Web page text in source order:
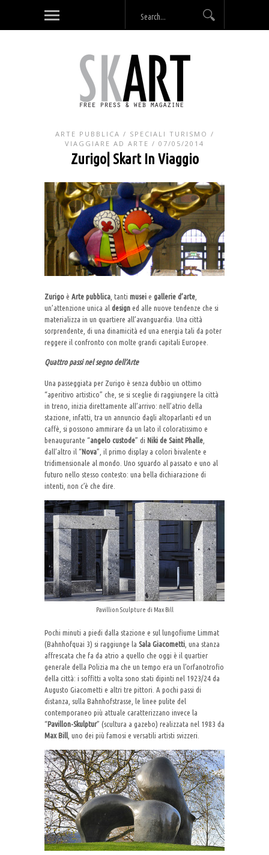
ARTE PUBBLICA / SPECIALI TURISMO /
VIAGGIARE AD ARTE / 07/05/2014
Zurigo| Skart In Viaggio
Zurigo è Arte pubblica , tanti musei e gallerie d’arte
un’attenzione unica al design ed alle nuove tendenze che si
materializza in un quartiere all’avanguardia. Una città
sorprendente, di una dinamicità ed una energia tali da poter
reggere il confronto con molte grandi capitali Europee.
Quattro passi nel segno dell’Arte
Una passeggiata per Zurigo è senza dubbio un ottimo
“aperitivo artistico” che, se si sceglie di raggiungere la città
in treno, inizia direttamente all’arrivo: nell’atrio della
stazione, infatti, tra un annuncio dagli altoparlanti ed un
caffè, si possono ammirare da un lato il coloratissimo e
benaugurante “angelo custode” di Niki de Saint Phalle
dall’altro il “Nova”, il primo display a colori bivalente e
tridimensionale al mondo. Uno sguardo al passato e uno al
futuro nello stesso contesto: una bella dichiarazione di
intenti, non c’è che dire.
Pavillion Sculpture di Max Bill
Pochi minuti a piedi dalla stazione e sul lungofiume Limmat
(Bahnhofquai 3) si raggiunge la Sala Giacometti , una stanza
affrescata che fa da atrio a quello che oggi è il quartier
generale della Polizia ma che un tempo era un l’orfanotrofio
della città: i soffitti a volta sono stati dipinti nel 1923/24 da
Augusto Giacometti e altri tre pittori. A pochi passi di
distanza, sulla Bahnhofstrasse, le linee pulite del
contemporaneo più attuale caratterizzano invece la
“Pavillon-Skulptur” (scultura a gazebo) realizzata nel 1983 da
Max Bill, uno dei più famosi e versatili artisti svizzeri.